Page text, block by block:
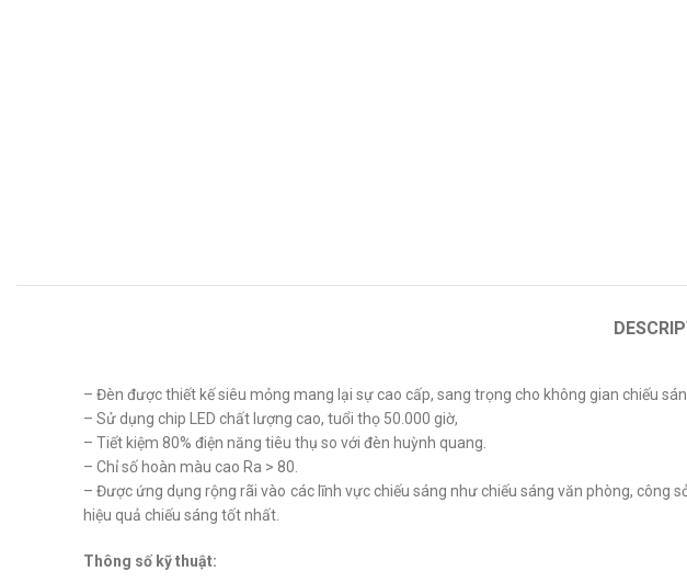
– Đèn được thiết kế siêu mỏng mang lại sự cao cấp, sang trọng cho không gian chiếu
– Sử dụng chip LED chất lượng cao, tuổi thọ 50.000 giờ,
– Tiết kiệm 80% điện năng tiêu thụ so với đèn huỳnh quang.
– Chỉ số hoàn màu cao Ra > 80.
– Được ứng dụng rộng rãi vào các lĩnh vực chiếu sáng như chiếu sáng văn phòng,
hiệu quả chiếu sáng tốt nhất.
Thông số kỹ thuật: